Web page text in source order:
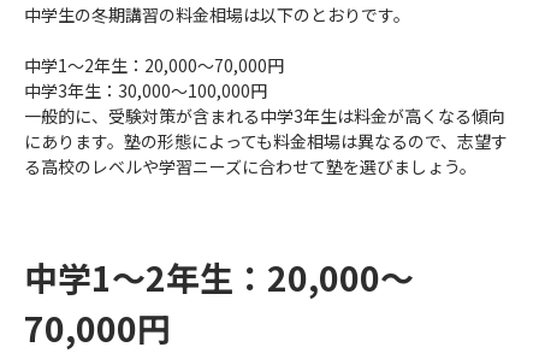
中学生の冬期講習の料金相場は以下のとおりです。
中学1〜2年生：20,000〜70,000円
中学3年生：30,000〜100,000円
一般的に、受験対策が含まれる中学3年生は料金が高くなる傾向
にあります。塾の形態によっても料金相場は異なるので、志望す
る高校のレベルや学習ニーズに合わせて塾を選びましょう。
中学1〜2年生：20,000〜
70,000円